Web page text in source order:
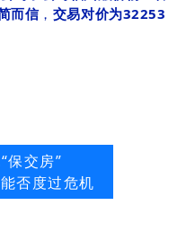
而信， 交易对价为32253
保交房”
否度过危机